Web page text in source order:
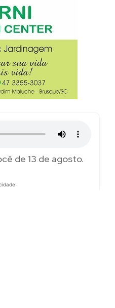
de 13 de agosto.